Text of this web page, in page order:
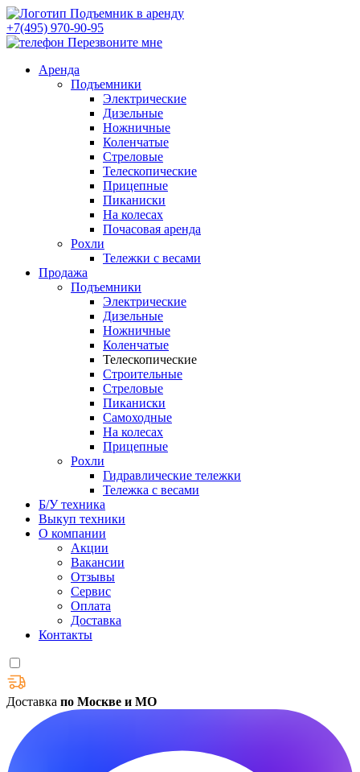
+7(495) 970-90-95
Перезвоните мне
Аренда
Подъемники
Электрические
Дизельные
Ножничные
Коленчатые
Стреловые
Телескопические
Прицепные
Пиканиски
На колесах
Почасовая аренда
Рохли
Тележки с весами
Продажа
Подъемники
Электрические
Дизельные
Ножничные
Коленчатые
Телескопические
Строительные
Стреловые
Пиканиски
Самоходные
На колесах
Прицепные
Рохли
Гидравлические тележки
Тележка с весами
Б/У техника
Выкуп техники
О компании
Акции
Вакансии
Отзывы
Сервис
Оплата
Доставка
Контакты
Доставка по Москве и МО